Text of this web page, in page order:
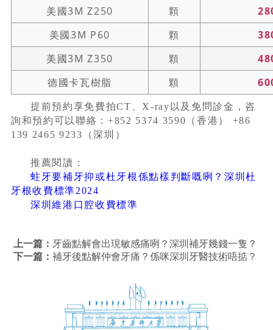
美國3M Z250
顆
美國3M P60
顆
美國3M Z350
顆
德國卡瓦樹脂
顆
提前預約享免費拍CT、X-ray以及免問診金，咨
詢和預約可以聯絡：+852 5374 3590（香港） +86
139 2465 9233（深圳）
推薦閱讀：
蛀牙要補牙抑或杜牙根係點樣判斷嘅咧？深圳杜
牙根收費標準2024
深圳維港口腔收費標準
上一篇： 牙齒點解會出現敏感痛咧？深圳補牙幾錢一隻？
下一篇：補牙後點解仲會牙痛？係咪深圳牙醫技術唔掂？